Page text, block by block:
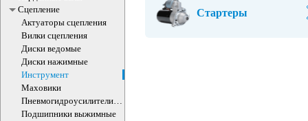
Сцепление
Актуаторы сцепления
Вилки сцепления
Диски ведомые
Диски нажимные
Инструмент
Маховики
Пневмогидроусилители
сцепления
Подшипники выжимные
Стартеры